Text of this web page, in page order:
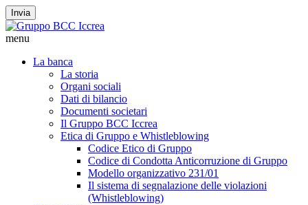
Invia
menu
La banca
La storia
Organi sociali
Dati di bilancio
Documenti societari
Il Gruppo BCC Iccrea
Etica di Gruppo e Whistleblowing
Codice Etico di Gruppo
Codice di Condotta Anticorruzione di Gruppo
Modello organizzativo 231/01
Il sistema di segnalazione delle violazioni
(Whistleblowing)